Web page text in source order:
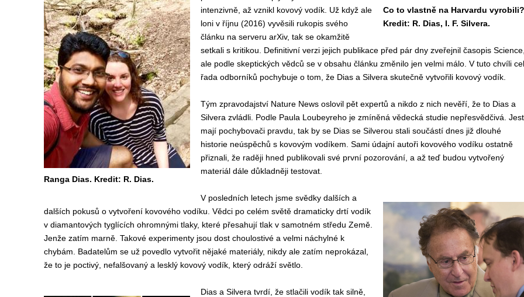
Co to vlastně na Harvardu vyrobili?
Kredit: R. Dias, I. F. Silvera.
Ranga Dias. Kredit: R. Dias.
intenzivně, až vznikl kovový vodík. Už když ale
loni v říjnu (2016) vyvěsili rukopis svého
článku na serveru arXiv, tak se okamžitě
setkali s kritikou. Definitivní verzi jejich publikace před pár dny zveřejnil časopis
ale podle skeptických vědců se v obsahu článku změnilo jen velmi málo. V tuto chvíli
řada odborníků pochybuje o tom, že Dias a Silvera skutečně vytvořili kovový vodík.
Tým zpravodajství Nature News oslovil pět expertů a nikdo z nich nevěří, že to Dias a
Silvera zvládli. Podle Paula Loubeyreho je zmíněná vědecká studie nepřesvědčivá.
mají pochybovači pravdu, tak by se Dias se Silverou stali součástí dnes již dlouhé
historie neúspěchů s kovovým vodíkem. Sami údajní autoři kovového vodíku ostatně
přiznali, že raději hned publikovali své první pozorování, a až teď budou vytvořený
materiál dále důkladněji testovat.
V posledních letech jsme svědky dalších a
dalších pokusů o vytvoření kovového vodíku. Vědci po celém světě dramaticky drtí vodík
v diamantových tyglících ohromnými tlaky, které přesahují tlak v samotném středu Země.
Jenže zatím marně. Takové experimenty jsou dost choulostivé a velmi náchylné k
chybám. Badatelům se už povedlo vytvořit nějaké materiály, nikdy ale zatím neprokázal,
že to je poctivý, nefalšovaný a lesklý kovový vodík, který odráží světlo.
Dias a Silvera tvrdí, že stlačili vodík tak silně,